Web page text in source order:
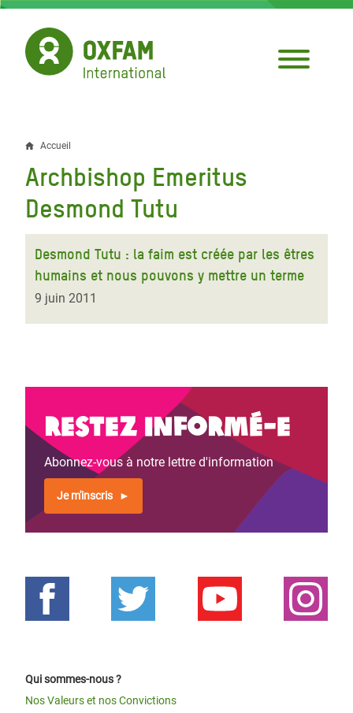
Aller
contenu
principal
Fil
d'Ariane
Accueil
Archbishop Emeritus
Desmond Tutu
Desmond Tutu : la faim est créée par les êtres
humains et nous pouvons y mettre un terme
9 juin 2011
Restez informé-e
Abonnez-vous à notre lettre d'information
Je m'inscris
Qui sommes-nous ?
Nos Valeurs et nos Convictions